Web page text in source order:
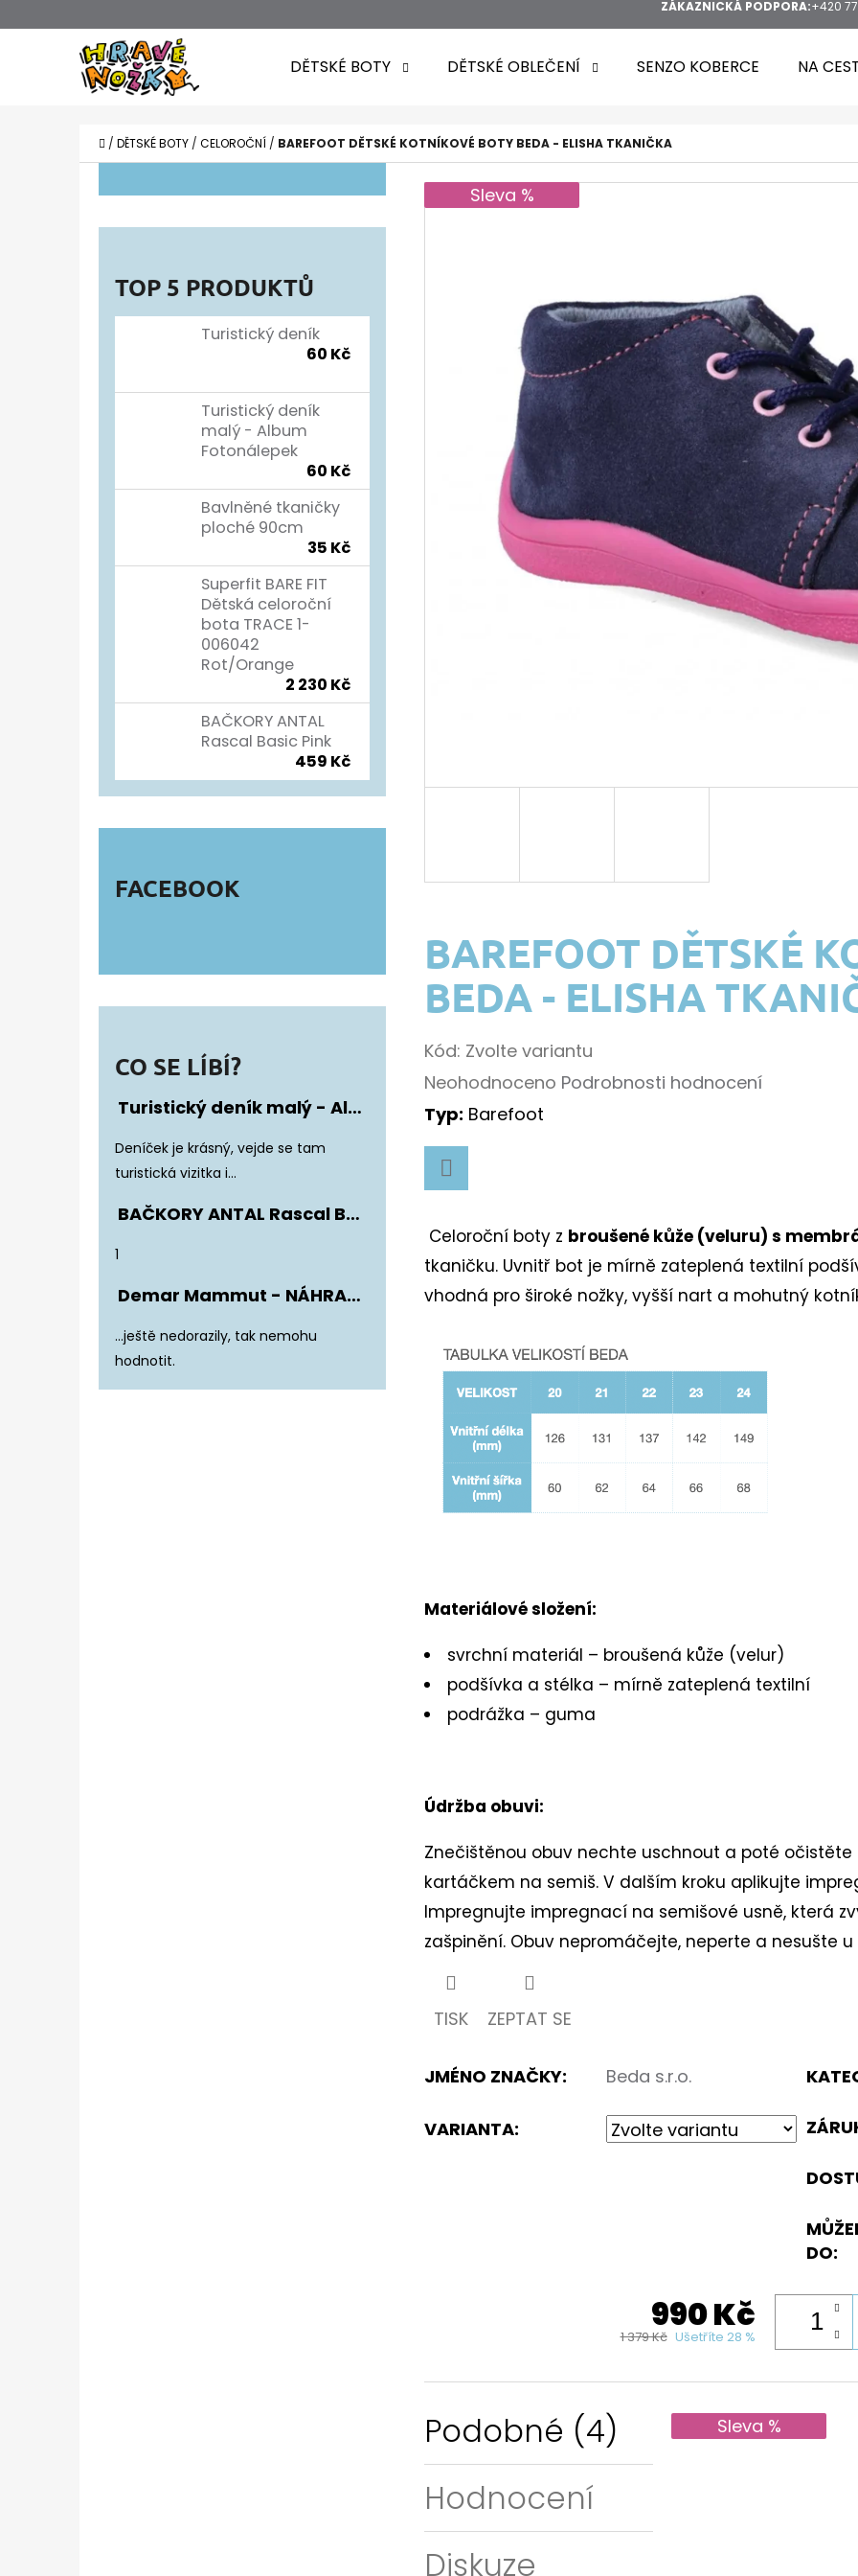
ZÁKAZNICKÁ PODPORA:+420
DĚTSKÉ BOTY DĚTSKÉ OBLEČENÍ SENZO KOBERCE NA
DOMŮ
/ DĚTSKÉ BOTY / CELOROČNÍ / BAREFOOT DĚTSKÉ KOTNÍKOVÉ BOTY BEDA - ELISHA TKANIČKA
TOP 5 PRODUKTŮ
Turistický deník
60 Kč
Turistický deník
malý - Album
Fotonálepek
60 Kč
Bavlněné tkaničky
ploché 90cm
35 Kč
Superfit BARE FIT
Dětská celoroční
bota TRACE 1-
006042
Rot/Orange
2 230 Kč
BAČKORY ANTAL
Rascal Basic Pink
459 Kč
FACEBOOK
CO SE LÍBÍ?
Turistický deník malý - Album Fotonálepek
Deníček je krásný, vejde se tam
turistická vizitka i...
BAČKORY ANTAL Rascal Basic Black
Hodnocení produktu je 5 z 5 hvězdiček.
1
Demar Mammut - NÁHRADNÍ ZATEPLENÍ DO DĚTSKÝCH HOLÍNEK
...ještě nedorazily, tak nemohu
hodnotit.
Sleva %
BAREFOOT DĚTSKÉ
BEDA - ELISHA
Kód: Zvolte variantu
Průměrné
hodnocení
produktu
z
5
hvězdiček.
Neohodnoceno Podrobnosti hodnocení
Typ: Barefoot
Celoroční boty z broušené kůže (veluru) s
tkaničku. Uvnitř bot je mírně zateplená textilní
vhodná pro široké nožky, vyšší nart a mohutný
Materiálové složení:
svrchní materiál – broušená kůže (velur)
podšívka a stélka – mírně zateplená textilní
podrážka – guma
Údržba obuvi:
Znečištěnou obuv nechte uschnout a poté
kartáčkem na semiš. V dalším kroku aplikujte
Impregnujte impregnací na semišové usně, která
zašpinění. Obuv nepromáčejte, neperte a nesušte
TISK ZEPTAT SE
JMÉNO ZNAČKY: Beda s.r.o.
VARIANTA:
DO:
990 Kč
1 379 Kč Ušetříte 28 %
Podobné (4)
Hodnocení
Diskuze
Sleva %
Zpět
do
Zpět
do
DOPORUČUJEME
TURISTICKÝ DENÍK
60 Kč
TURISTICKÝ DENÍK MALÝ - ALBUM
FOTONÁLEPEK
BAVLNĚNÉ
35 Kč